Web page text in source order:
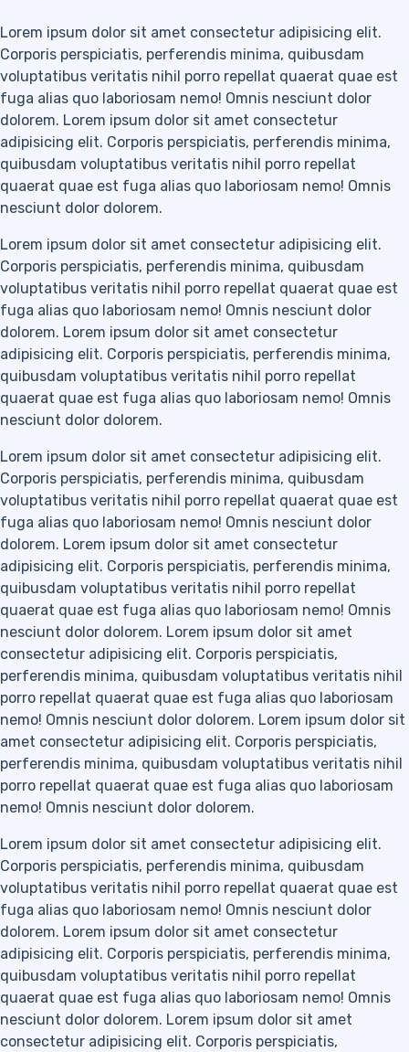
Lorem ipsum dolor sit amet consectetur adipisicing elit.
Corporis perspiciatis, perferendis minima, quibusdam
voluptatibus veritatis nihil porro repellat quaerat quae est
fuga alias quo laboriosam nemo! Omnis nesciunt dolor
dolorem. Lorem ipsum dolor sit amet consectetur
adipisicing elit. Corporis perspiciatis, perferendis minima,
quibusdam voluptatibus veritatis nihil porro repellat
quaerat quae est fuga alias quo laboriosam nemo! Omnis
nesciunt dolor dolorem.
Lorem ipsum dolor sit amet consectetur adipisicing elit.
Corporis perspiciatis, perferendis minima, quibusdam
voluptatibus veritatis nihil porro repellat quaerat quae est
fuga alias quo laboriosam nemo! Omnis nesciunt dolor
dolorem. Lorem ipsum dolor sit amet consectetur
adipisicing elit. Corporis perspiciatis, perferendis minima,
quibusdam voluptatibus veritatis nihil porro repellat
quaerat quae est fuga alias quo laboriosam nemo! Omnis
nesciunt dolor dolorem.
Lorem ipsum dolor sit amet consectetur adipisicing elit.
Corporis perspiciatis, perferendis minima, quibusdam
voluptatibus veritatis nihil porro repellat quaerat quae est
fuga alias quo laboriosam nemo! Omnis nesciunt dolor
dolorem. Lorem ipsum dolor sit amet consectetur
adipisicing elit. Corporis perspiciatis, perferendis minima,
quibusdam voluptatibus veritatis nihil porro repellat
quaerat quae est fuga alias quo laboriosam nemo! Omnis
nesciunt dolor dolorem. Lorem ipsum dolor sit amet
consectetur adipisicing elit. Corporis perspiciatis,
perferendis minima, quibusdam voluptatibus veritatis nihil
porro repellat quaerat quae est fuga alias quo laboriosam
nemo! Omnis nesciunt dolor dolorem. Lorem ipsum dolor sit
amet consectetur adipisicing elit. Corporis perspiciatis,
perferendis minima, quibusdam voluptatibus veritatis nihil
porro repellat quaerat quae est fuga alias quo laboriosam
nemo! Omnis nesciunt dolor dolorem.
Lorem ipsum dolor sit amet consectetur adipisicing elit.
Corporis perspiciatis, perferendis minima, quibusdam
voluptatibus veritatis nihil porro repellat quaerat quae est
fuga alias quo laboriosam nemo! Omnis nesciunt dolor
dolorem. Lorem ipsum dolor sit amet consectetur
adipisicing elit. Corporis perspiciatis, perferendis minima,
quibusdam voluptatibus veritatis nihil porro repellat
quaerat quae est fuga alias quo laboriosam nemo! Omnis
nesciunt dolor dolorem. Lorem ipsum dolor sit amet
consectetur adipisicing elit. Corporis perspiciatis,